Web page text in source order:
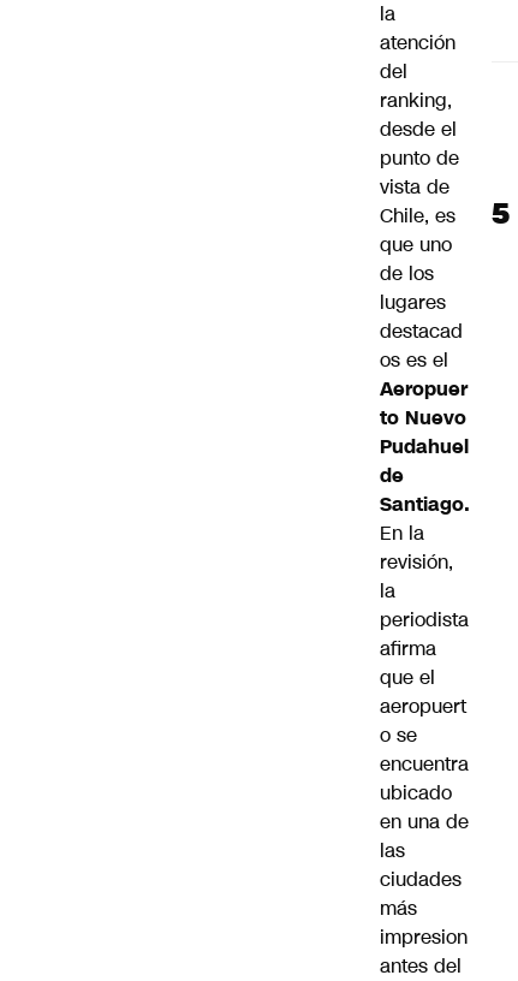
la
atención
del
ranking,
desde el
punto de
vista de
Chile, es
que uno
de los
lugares
destacad
os es el
Aeropuer
to Nuevo
Pudahuel
de
Santiago.
En la
revisión,
la
periodista
afirma
que el
aeropuert
o se
encuentra
ubicado
en una de
las
ciudades
más
impresion
antes del